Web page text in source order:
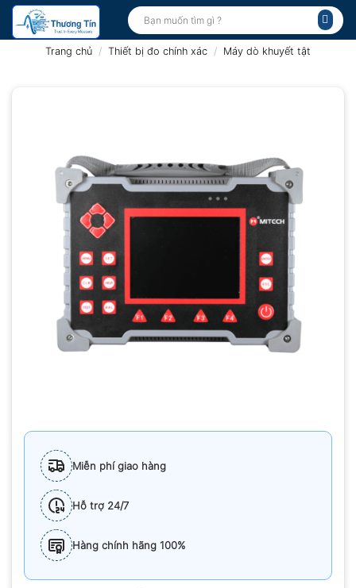
Bỏ
qua
Tìm
kiếm:
Trang chủ / Thiết bị đo chính xác / Máy dò khuyết tật
Miễn phí giao hàng
Hỗ trợ 24/7
Hàng chính hãng 100%